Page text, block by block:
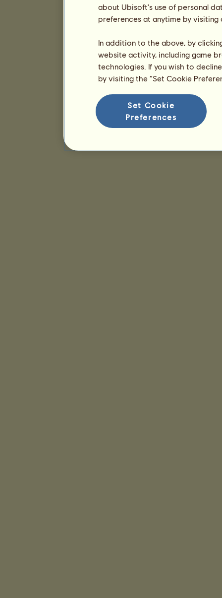
about Ubisoft's use of personal
preferences at anytime by
In addition to the above, by
website activity, including game
technologies. If you wish to
by visiting the “Set Cookie
Set Cookie
Preferences